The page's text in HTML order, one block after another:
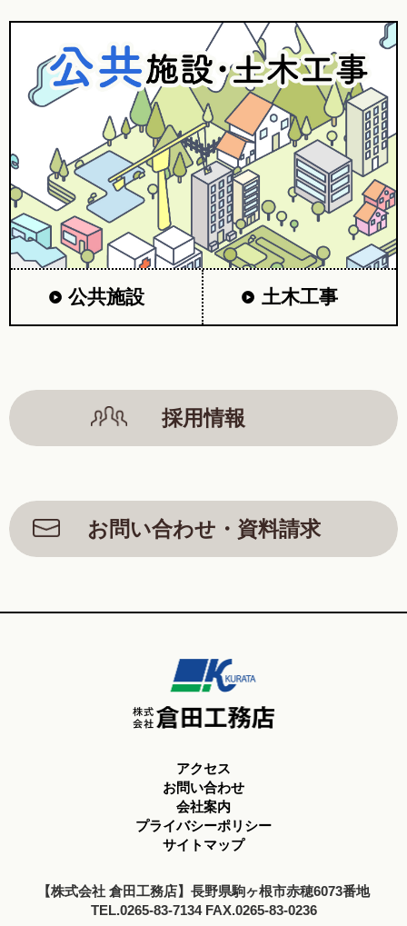
公共施設 土木工事
採用情報
お問い合わせ・資料請求
アクセス
お問い合わせ
会社案内
プライバシーポリシー
サイトマップ
【株式会社 倉田工務店】長野県駒ヶ根市赤穂6073番地
TEL.0265-83-7134 FAX.0265-83-0236